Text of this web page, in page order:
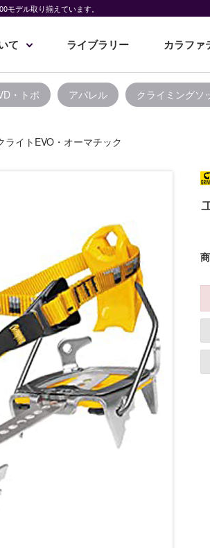
デル取り揃えています。
て ライブラリー カラファ
・トポ アパレル クライミングソ
ライトEVO・オーマチック